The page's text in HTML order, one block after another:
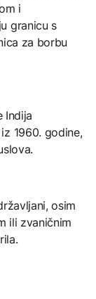
i
granicu s
za borbu
Indija
1960. godine,
osim
ili zvaničnim